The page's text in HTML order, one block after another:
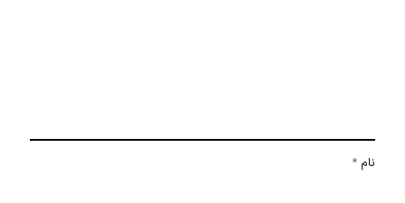
نام *